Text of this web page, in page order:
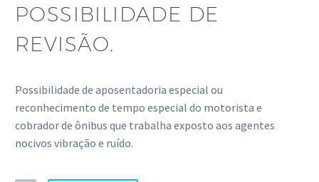
POSSIBILIDADE DE
REVISÃO.
Possibilidade de aposentadoria especial ou
reconhecimento de tempo especial do motorista e
cobrador de ônibus que trabalha exposto aos agentes
nocivos vibração e ruído.